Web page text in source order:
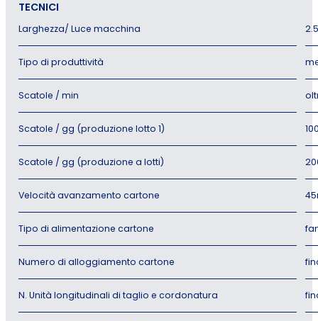
TECNICI
Larghezza/ Luce macchina
Tipo di produttività
Scatole / min
Scatole / gg (produzione lotto 1)
Scatole / gg (produzione a lotti)
Velocità avanzamento cartone
Tipo di alimentazione cartone
Numero di alloggiamento cartone
N. Unità longitudinali di taglio e cordonatura